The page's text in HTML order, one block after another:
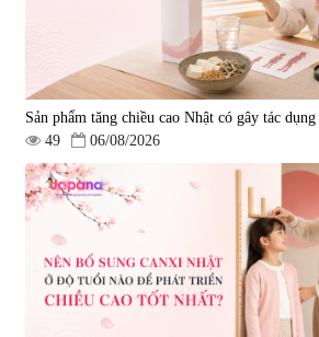
Sản phẩm tăng chiều cao Nhật có gây tác
49
06/08/2026